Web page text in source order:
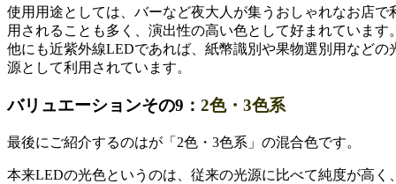
使用用途としては、バーなど夜大人が集うおしゃれなお店で
用されることも多く、演出性の高い色として好まれています
他にも近紫外線LEDであれば、紙幣識別や果物選別用などの
源として利用されています。
バリュエーションその9： 2色・3色系
最後にご紹介するのはが「2色・3色系」の混合色です。
本来LEDの光色というのは、従来の光源に比べて純度が高く